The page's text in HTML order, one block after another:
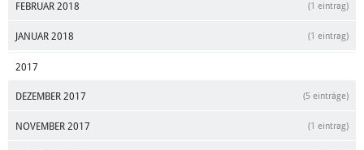
FEBRUAR 2018 (1 eintrag)
JANUAR 2018 (1 eintrag)
2017
DEZEMBER 2017 (5 einträge)
NOVEMBER 2017 (1 eintrag)